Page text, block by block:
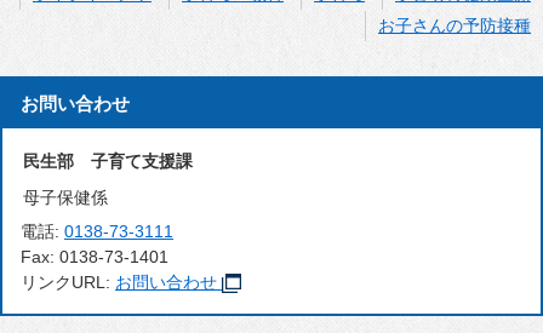
お子さんの予防接種
お問い合わせ
民生部 子育て支援課
母子保健係
電話: 0138-73-3111
Fax: 0138-73-1401
リンクURL: お問い合わせ